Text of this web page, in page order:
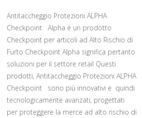
Antitaccheggio Protezioni ALPHA
Checkpoint Alpha è un prodotto
Checkpoint per articoli ad Alto Rischio di
Furto Checkpoint Alpha significa pertanto
soluzioni per il settore retail Questi
prodotti, Antitaccheggio Protezioni ALPHA
Checkpoint sono più innovativi e quindi
tecnologicamente avanzati, progettati
per proteggere la merce ad alto rischio di